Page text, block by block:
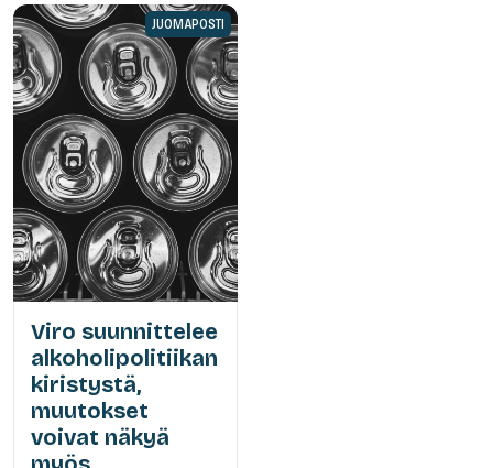
JUOMAPOSTI
Viro suunnittelee
alkoholipolitiikan
kiristystä,
muutokset
voivat näkyä